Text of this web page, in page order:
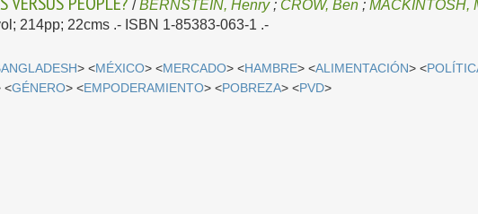
/BERNSTEIN, Henry; CROW, Ben ;MACKINTOSH,
214pp; 22cms .- ISBN 1-85383-063-1 .-
> <MÉXICO> <MERCADO> <HAMBRE> <ALIMENTACIÓN> <
<GÉNERO> <EMPODERAMIENTO> <POBREZA> <PVD>